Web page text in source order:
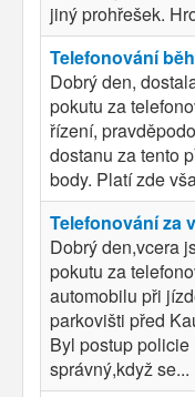
jiný prohřešek.
Telefonování
Dobrý den,
pokutu za
řízení,
dostanu za tento
body. Platí zde
Telefonování za
Dobrý den,vcera
pokutu za
automobilu při
parkovišti před
Byl postup policie
správný,když se...